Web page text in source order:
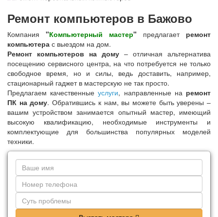
Ремонт компьютеров в Бажово
Компания "Компьютерный мастер" предлагает ремонт
компьютера с выездом на дом.
Ремонт компьютеров на дому – отличная альтернатива
посещению сервисного центра, на что потребуется не только
свободное время, но и силы, ведь доставить, например,
стационарный гаджет в мастерскую не так просто.
Предлагаем качественныеуслуги, направленные на ремонт
ПК на дому. Обратившись к нам, вы можете быть уверены –
вашим устройством занимается опытный мастер, имеющий
высокую квалификацию, необходимые инструменты и
комплектующие для большинства популярных моделей
техники.